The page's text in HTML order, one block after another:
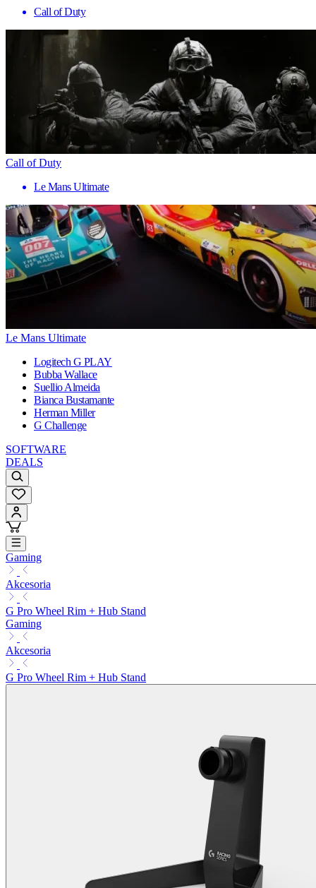
Call of Duty
Call of Duty
Le Mans Ultimate
Le Mans Ultimate
Logitech G PLAY
Bubba Wallace
Suellio Almeida
Bianca Bustamante
Herman Miller
G Challenge
SOFTWARE
DEALS
Gaming
Akcesoria
G Pro Wheel Rim + Hub Stand
Gaming
Akcesoria
G Pro Wheel Rim + Hub Stand